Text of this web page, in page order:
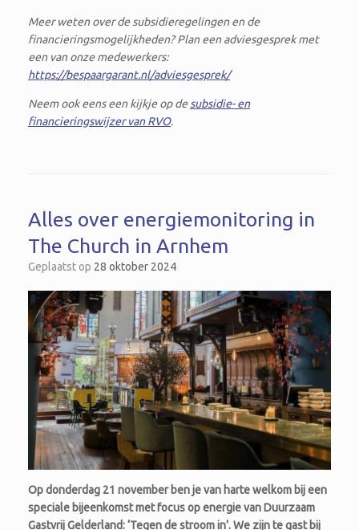
Meer weten over de subsidieregelingen en de
financieringsmogelijkheden? Plan een adviesgesprek met
een van onze medewerkers:
https://bespaargarant.nl/adviesgesprek/
Neem ook eens een kijkje op desubsidie- en
financieringswijzer van RVO.
Alles over energiemonitoring in
The Church in Arnhem
Geplaatst op 28 oktober 2024
Op donderdag 21 november ben je van harte welkom bij een
speciale bijeenkomst met focus op energie van Duurzaam
Gastvrij Gelderland: ‘Tegen de stroom in’. We zijn te gast bij